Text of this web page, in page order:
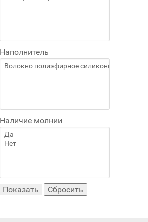
Наполнитель
Наличие молнии